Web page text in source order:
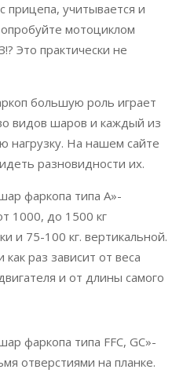
прицепа, учитывается и
мотоциклом
Это практически не
большую роль играет
видов шаров и каждый из
нагрузку. На нашем сайте
разновидности их.
фаркопа типа А»-
1000, до 1500 кг
и 75-100 кг. вертикальной.
раз зависит от веса
и от длины самого
фаркопа типа FFC, GC»-
отверстиями на планке.